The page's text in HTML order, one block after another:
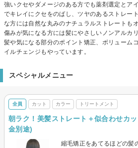
強いクセやダメージのある方でも薬剤選定とア
でキレイにクセをのばし、ツヤのあるストレー
な方には自然な丸みのナチュラルストレートも
傷みが気になる方には髪にやさしいノンアルカ
髪や気になる部分のポイント矯正、ボリューム
イルチェンジもやっています。
スペシャルメニュー
全員 カット カラー トリートメント
朝ラク！美髪ストレート＋似合わせカ
金別途)
縮毛矯正をあてるほどの髪